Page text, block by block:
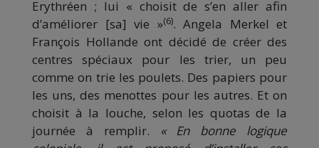
Erythréen ; lui « choisit de s’en aller afin
d’améliorer [sa] vie »(6). Angela Merkel et
François Hollande ont décidé de créer des
centres spéciaux pour les trier, un peu
comme on trie les poulets. Des papiers pour
les uns, des menottes pour les autres. Et on
choisit à la louche, selon les quotas de la
journée à remplir.
« En bonne logique